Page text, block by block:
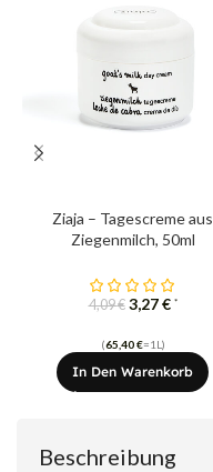
Ziaja – Tagescreme aus
Ziegenmilch, 50ml
4,09€ 3,27€ *
(65,40€=1L)
In Den Warenkorb
Beschreibung